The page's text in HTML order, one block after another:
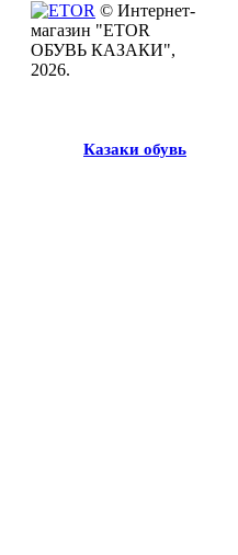
© Интернет-
магазин "ETOR
ОБУВЬ КАЗАКИ",
2026.
Казаки обувь